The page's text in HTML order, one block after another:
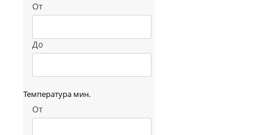
От
До
Температура мин.
От